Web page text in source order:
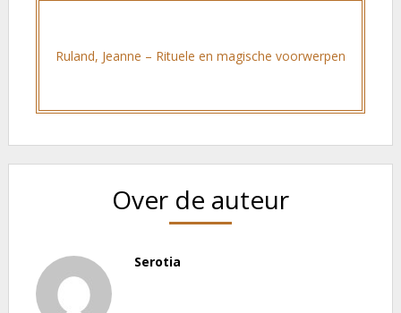
Ruland, Jeanne – Rituele en magische voorwerpen
Over de auteur
Serotia